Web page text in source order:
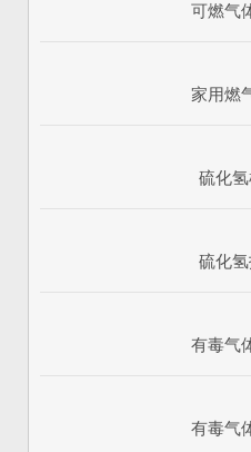
可燃气
家用燃
硫化
硫化
有毒气
有毒气